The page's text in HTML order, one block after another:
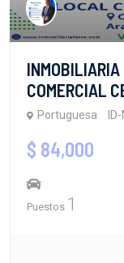
COMERCIAL
Portuguesa
$ 84,000
Puestos 1